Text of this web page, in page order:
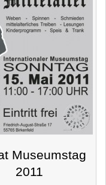
Museumstag
2011